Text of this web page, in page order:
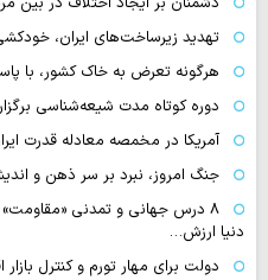
تهدید زیرساخت‌های ایران،
هرگونه تعرض به خاک کشور، با
دوره کوتاه مدت شیعه‌شناسی
آمریکا در مخمصه معادله قدرت
جنگ امروز، نبرد بر سر ذهن و
۸ درس جهانی و تمدنی
دنیا ارزش…
دولت برای مهار تورم و کنترل